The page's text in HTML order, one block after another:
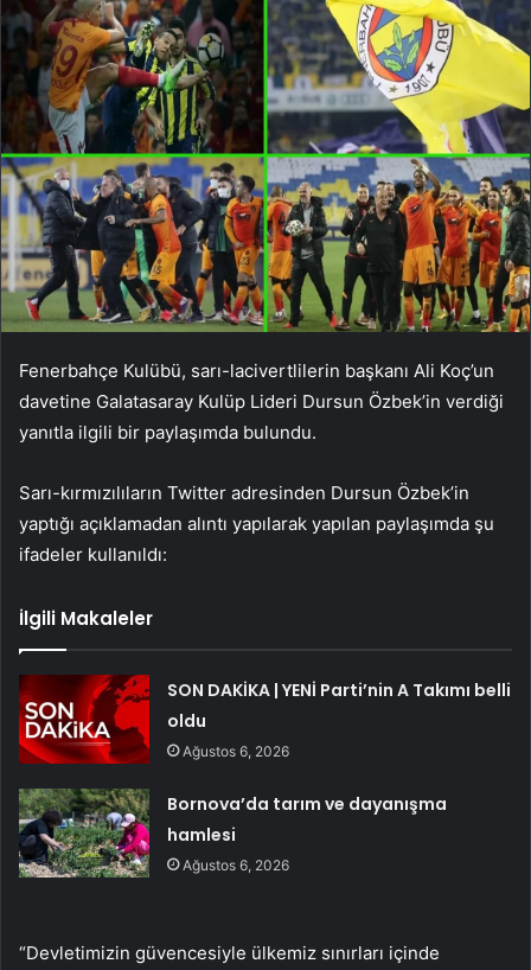
Fenerbahçe Kulübü, sarı-lacivertlilerin başkanı Ali Koç’un
davetine Galatasaray Kulüp Lideri Dursun Özbek’in verdiği
yanıtla ilgili bir paylaşımda bulundu.
Sarı-kırmızılıların Twitter adresinden Dursun Özbek’in
yaptığı açıklamadan alıntı yapılarak yapılan paylaşımda şu
ifadeler kullanıldı:
İlgili Makaleler
SON DAKİKA | YENİ Parti’nin A Takımı belli
oldu
Ağustos 6, 2026
Bornova’da tarım ve dayanışma
hamlesi
Ağustos 6, 2026
“Devletimizin güvencesiyle ülkemiz sınırları içinde